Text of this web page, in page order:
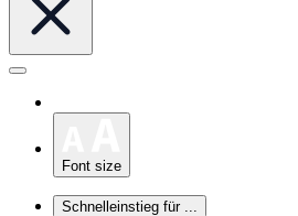
Font size
Schnelleinstieg für ...